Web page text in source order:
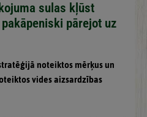
sulas kļūst
pārejot uz
noteiktos mērķus un
vides aizsardzības